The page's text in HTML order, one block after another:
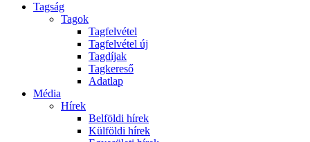
Tagság
Tagok
Tagfelvétel
Tagfelvétel új
Tagdíjak
Tagkereső
Adatlap
Média
Hírek
Belföldi hírek
Külföldi hírek